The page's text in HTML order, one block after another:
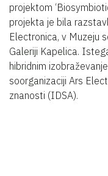
projektom
projekta je bila
Electronica, v Muzeju
Galeriji Kapelica.
hibridnim
soorganizaciji Ars
znanosti (IDSA).